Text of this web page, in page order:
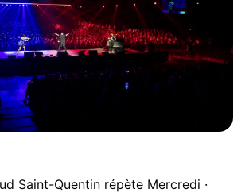
Saint-Quentin répète Mercredi ·